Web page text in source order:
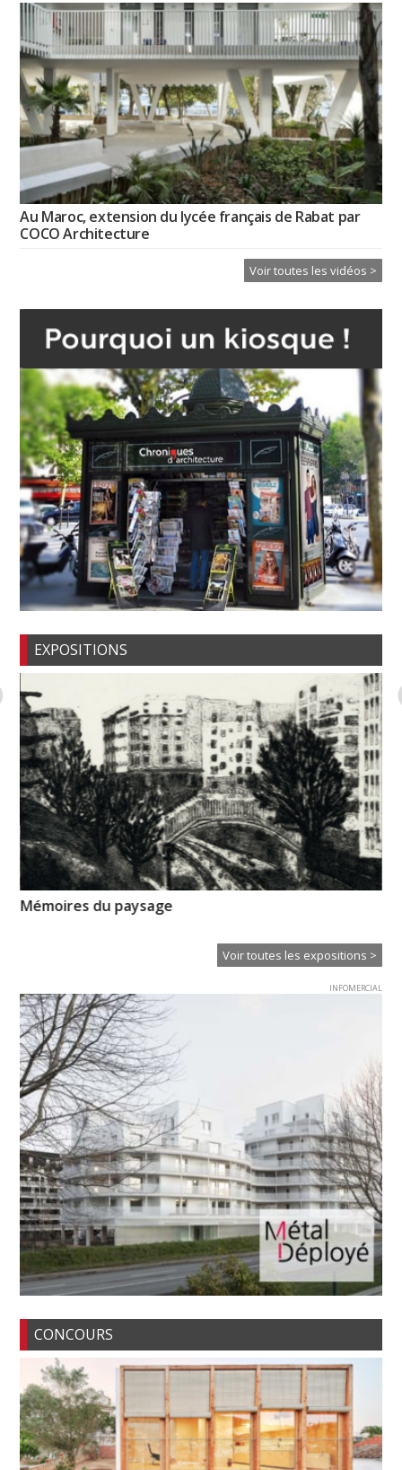
Au Maroc, extension du lycée français de Rabat par
COCO Architecture
Voir toutes les vidéos >
EXPOSITIONS
Mémoires du paysage
Voir toutes les expositions >
INFOMERCIAL
CONCOURS